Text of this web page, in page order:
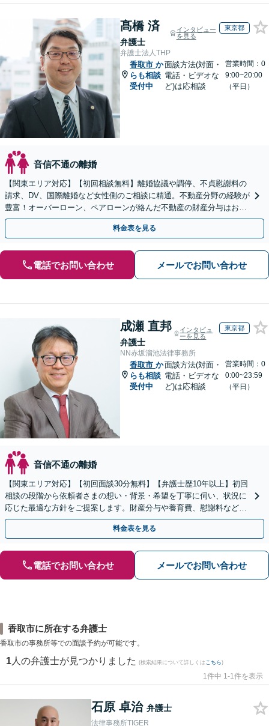
髙橋 済
弁護士
インタビュー
を見る
東京都
弁護士法人THP
香取市 か
らも相談
受付中
面談方法(対面・
電話・ビデオな
ど)は応相談
営業時間：0
9:00~20:00
（平日）
音信不通の離婚
【関東エリア対応】【初回相談無料】離婚協議や調停、不貞慰謝料の
請求、DV、国際離婚など女性側のご相談に精通。不動産分野の経験が
豊富！オーバーローン、ペアローンが絡んだ不動産の財産分与はお任
せください【完全個室】【子連れ相談OK】
料金表を見る
電話でお問い合わせ メールでお問い合わせ
成瀬 直邦
弁護士
インタビュ
ーを見る
東京都
NN赤坂溜池法律事務所
香取市 か
らも相談
受付中
面談方法(対面・
電話・ビデオな
ど)は応相談
営業時間：0
0:00~23:59
（平日）
音信不通の離婚
【関東エリア対応】【初回面談30分無料】【弁護士歴10年以上】初回
相談の段階から依頼者さまの想い・背景・希望を丁寧に伺い、状況に
応じた最適な方針をご提案します。財産分与や養育費、慰謝料など、
まずはぜひ一度ご相談ください【休日・夜間相談可】
料金表を見る
電話でお問い合わせ メールでお問い合わせ
香取市に所在する弁護士
香取市の事務所等での面談予約が可能です。
1 人の弁護士が見つかりました (検索結果について詳しくは こちら)
1件中 1-1件を表示
石原 卓治 弁護士
法律事務所TIGER